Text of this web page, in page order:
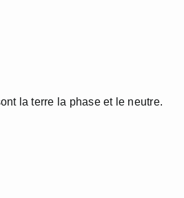
la terre la phase et le neutre.